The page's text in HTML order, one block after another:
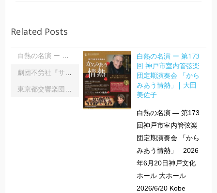
Related Posts
白熱の名演 ー 第173回 神戸市室内管弦楽団定期演奏会 「からみあう情熱」| 大田美佐子
白熱の名演 ー 第173
回 神戸市室内管弦楽
団定期演奏会 「から
みあう情熱」| 大田
美佐子
白熱の名演 ― 第173
回神戸市室内管弦楽
団定期演奏会 「から
みあう情熱」 2026
年6月20日神戸文化
ホール 大ホール
2026/6/20 Kobe